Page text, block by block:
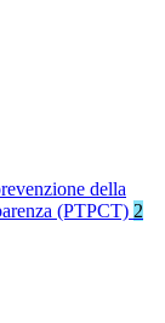
della
(PTPCT) 2